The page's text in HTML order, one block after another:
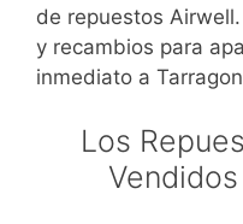
de repuestos
y recambios para
inmediato a
Los